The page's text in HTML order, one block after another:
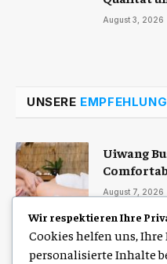
August 3, 2026
UNSERE
Uiwang
August 7, 2026
Zulassung
Wir respektieren Ihre
Cookies helfen uns,
personalisierte Inhalte